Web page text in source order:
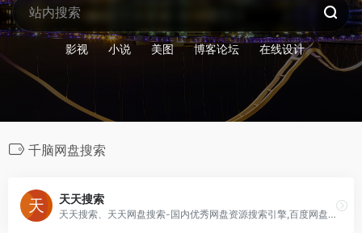
影视 小说 美图 博客论坛 在线设计
千脑网盘搜索
天天搜索
天天搜索、天天网盘搜索-国内优秀网盘资源搜索引擎,百度网盘搜索,百度云搜索,支持百度网盘搜索,360云盘资源搜索,迅雷快传搜索,城通网盘搜索,华为DBank网盘